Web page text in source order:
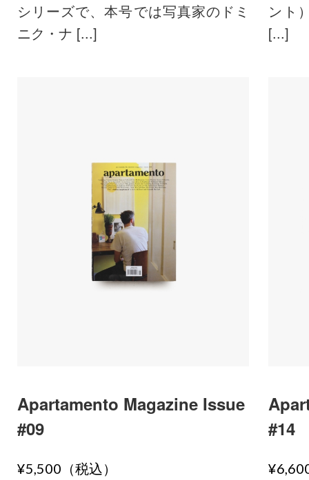
シリーズで、本号では写真家のドミ
ニク・ナ [...]
ント
[...]
Apartamento Magazine Issue
#09
¥5,500（税込）
#14